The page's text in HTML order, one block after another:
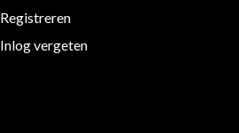
Registreren
Inlog vergeten